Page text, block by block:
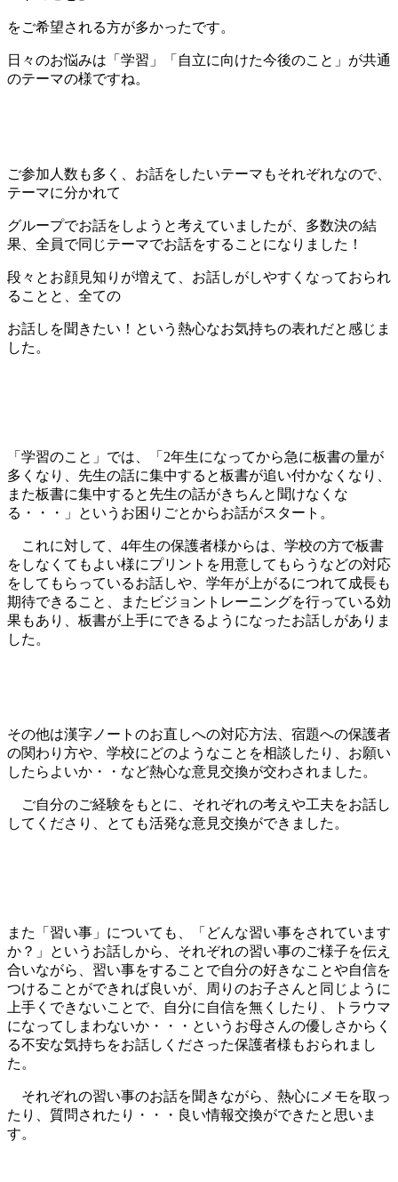
をご希望される方が多かったです。
日々のお悩みは「学習」「自立に向けた今後のこと」が共通
のテーマの様ですね。
ご参加人数も多く、お話をしたいテーマもそれぞれなので、
テーマに分かれて
グループでお話をしようと考えていましたが、多数決の結
果、全員で同じテーマでお話をすることになりました！
段々とお顔見知りが増えて、お話しがしやすくなっておられ
ることと、全ての
お話しを聞きたい！という熱心なお気持ちの表れだと感じま
した。
「学習のこと」では、「2年生になってから急に板書の量が
多くなり、先生の話に集中すると板書が追い付かなくなり、
また板書に集中すると先生の話がきちんと聞けなくな
る・・・」というお困りごとからお話がスタート。
これに対して、4年生の保護者様からは、学校の方で板書
をしなくてもよい様にプリントを用意してもらうなどの対応
をしてもらっているお話しや、学年が上がるにつれて成長も
期待できること、またビジョントレーニングを行っている効
果もあり、板書が上手にできるようになったお話しがありま
した。
その他は漢字ノートのお直しへの対応方法、宿題への保護者
の関わり方や、学校にどのようなことを相談したり、お願い
したらよいか・・など熱心な意見交換が交わされました。
ご自分のご経験をもとに、それぞれの考えや工夫をお話し
してくださり、とても活発な意見交換ができました。
また「習い事」についても、「どんな習い事をされています
か？」というお話しから、それぞれの習い事のご様子を伝え
合いながら、習い事をすることで自分の好きなことや自信を
つけることができれば良いが、周りのお子さんと同じように
上手くできないことで、自分に自信を無くしたり、トラウマ
になってしまわないか・・・というお母さんの優しさからく
る不安な気持ちをお話しくださった保護者様もおられまし
た。
それぞれの習い事のお話を聞きながら、熱心にメモを取っ
たり、質問されたり・・・良い情報交換ができたと思いま
す。